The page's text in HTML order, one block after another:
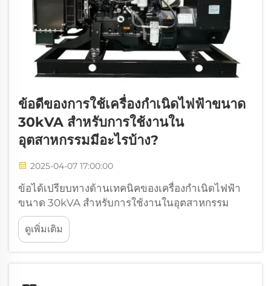
ข้อดีของการใช้เครื่องกำเนิดไฟฟ้าขนาด
30kVA สำหรับการใช้งานใน
อุตสาหกรรมมีอะไรบ้าง?
2025-04-07 17:00:00
ข้อได้เปรียบทางด้านเทคนิคของเครื่องกำเนิดไฟฟ้า
ขนาด 30kVA สำหรับการใช้งานในอุตสาหกรรม
กำลังไฟฟ้าที่ทรงพลังสำหรับเครื่องจักรหนัก เครื่อง
กำเนิดไฟฟ้า 30kVA โดดเด่นเพราะมีกำลังเพียงพอที่
จะขับเคลื่อนอุปกรณ์ที่ใช้งานหนักอย่างเช่นเครื่องอัด
ดูเพิ่มเติม